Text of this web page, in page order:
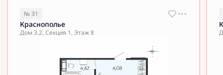
№ 31
Краснополье
Дом 3.2, Секция 1, Этаж 8